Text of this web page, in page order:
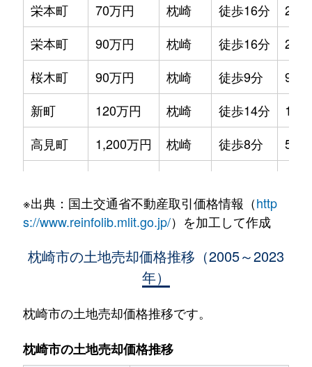
栄本町
70万円 枕崎 徒歩16分
栄本町
90万円 枕崎 徒歩16分
桜木町
90万円 枕崎 徒歩9分
新町
120万円 枕崎 徒歩14分
高見町
1,200万円 枕崎 徒歩8分
※出典：国土交通省不動産取引価格情報（http
s://www.reinfolib.mlit.go.jp/）を加工して作成
枕崎市の土地売却価格推移（2005～2023
年）
枕崎市の土地売却価格推移です。
枕崎市の土地売却価格推移